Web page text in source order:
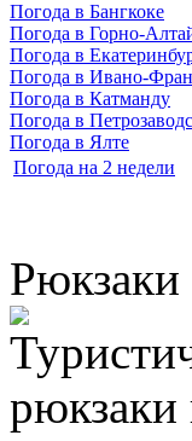
Погода в Бангкоке
Погода в Горно-
Погода в
Погода в Ивано-
Погода в Катманду
Погода в
Погода в Ялте
Погода на 2 недели
Рюкзаки